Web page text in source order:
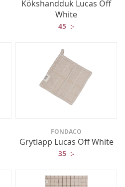
Kökshandduk Lucas Off
White
45 :-
FONDACO
Grytlapp Lucas Off White
35 :-